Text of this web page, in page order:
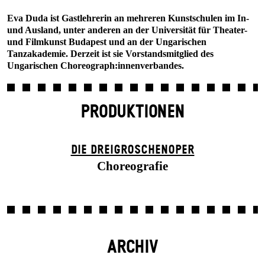
Eva Duda ist Gastlehrerin an mehreren Kunstschulen im In-
und Ausland, unter anderen an der Universität für Theater-
und Filmkunst Budapest und an der Ungarischen
Tanzakademie. Derzeit ist sie Vorstandsmitglied des
Ungarischen Choreograph:innenverbandes.
PRODUKTIONEN
DIE DREI­GROSCHEN­OPER
Choreografie
ARCHIV